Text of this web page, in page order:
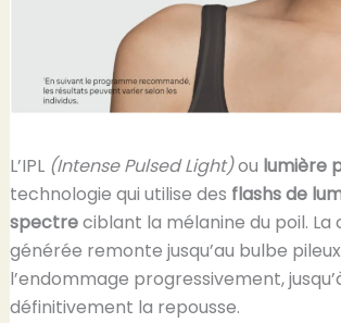
L’IPL (Intense Pulsed Light)ou lumière
technologie qui utilise des flashs de
spectreciblant la mélanine du poil. La
générée remonte jusqu’au bulbe
l’endommage progressivement,
définitivement la repousse.